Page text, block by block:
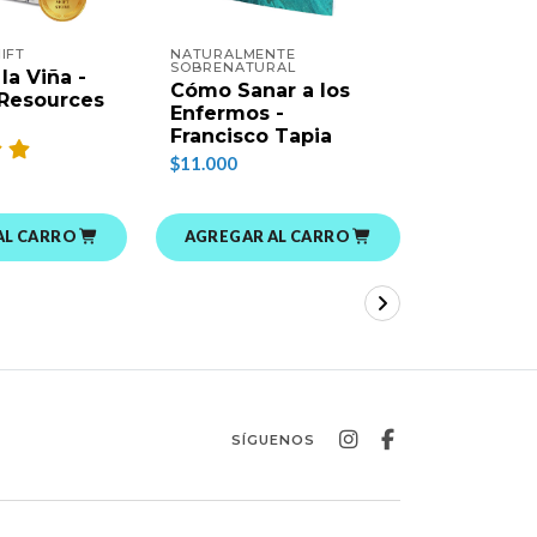
Viña -
CARRO
NATURALMENTE
SOBRENATURAL
Cómo Sanar a los
Enfermos -
Francisco Tapia
$11.000
AGREGAR AL CARRO
SÍGUENOS